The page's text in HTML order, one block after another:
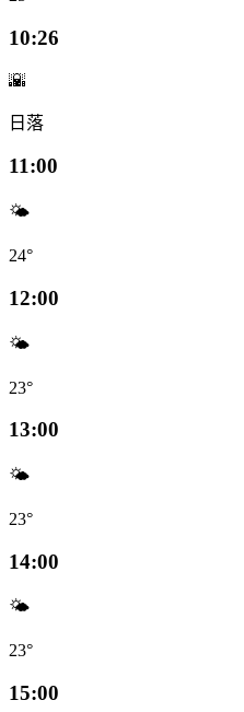
10:26
🌇
日落
11:00
🌤️
24°
12:00
🌤️
23°
13:00
🌤️
23°
14:00
🌤️
23°
15:00